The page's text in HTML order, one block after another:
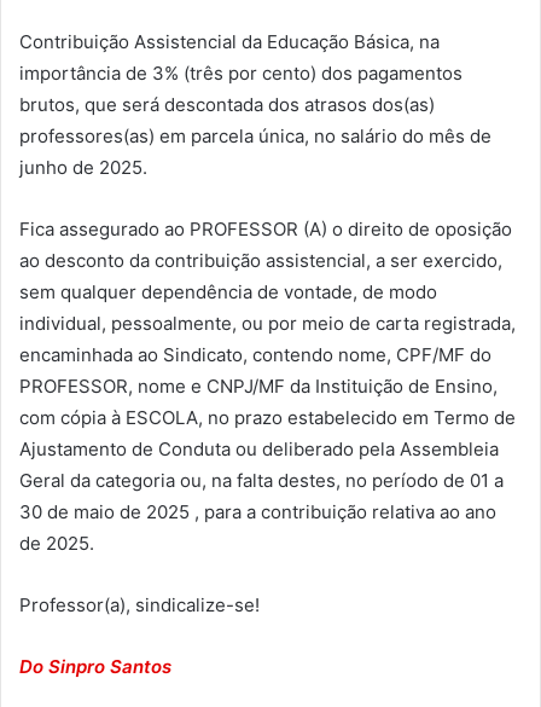
Contribuição Assistencial da Educação Básica, na
importância de 3% (três por cento) dos pagamentos
brutos, que será descontada dos atrasos dos(as)
professores(as) em parcela única, no salário do mês de
junho de 2025.
Fica assegurado ao PROFESSOR (A) o direito de oposição
ao desconto da contribuição assistencial, a ser exercido,
sem qualquer dependência de vontade, de modo
individual, pessoalmente, ou por meio de carta registrada,
encaminhada ao Sindicato, contendo nome, CPF/MF do
PROFESSOR, nome e CNPJ/MF da Instituição de Ensino,
com cópia à ESCOLA, no prazo estabelecido em Termo de
Ajustamento de Conduta ou deliberado pela Assembleia
Geral da categoria ou, na falta destes, no período de 01 a
30 de maio de 2025 , para a contribuição relativa ao ano
de 2025.
Professor(a), sindicalize-se!
Do Sinpro Santos